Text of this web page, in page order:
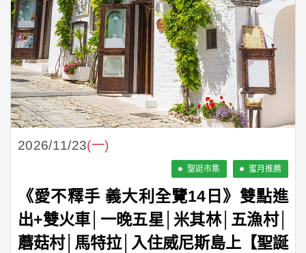
2026/11/23(一)
聖誔市集 蜜月推薦
《愛不釋手 義大利全覽14日》雙點進
出+雙火車│一晚五星│米其林│五漁村│
蘑菇村│馬特拉│入住威尼斯島上【聖誕